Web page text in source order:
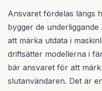
Ansvaret fördelas längs
bygger de
att märka utdata i
driftsätter modellerna i
bär ansvaret för att
slutanvändaren. Det är